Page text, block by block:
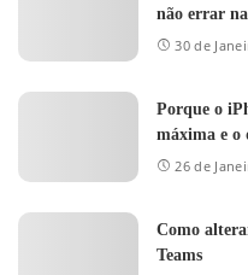
não errar
30 de
Porque o
máxima e o
26 de
Como
Teams